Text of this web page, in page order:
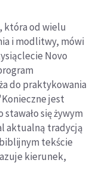
która od wielu
i modlitwy, mówi
Novo
do praktykowania
jest
stawało się żywym
aktualną tradycją
tekście
kierunek,